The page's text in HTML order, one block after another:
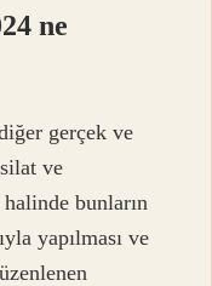
ne
gerçek ve
ve
bunların
yapılması ve